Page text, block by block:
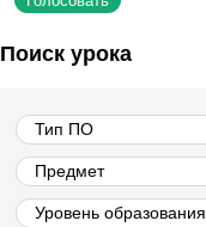
Поиск урока
Тип ПО
Предмет
Уровень образования